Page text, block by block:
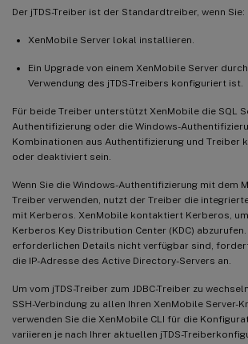
Der jTDS-Treiber ist der Standardtreiber, wenn Sie:
XenMobile Server lokal installieren.
Ein Upgrade von einem XenMobile Server
Verwendung des jTDS-Treibers konfiguriert ist.
Für beide Treiber unterstützt XenMobile die SQL
Authentifizierung oder die Windows-
Kombinationen aus Authentifizierung und Treiber
oder deaktiviert sein.
Wenn Sie die Windows-Authentifizierung mit dem
Treiber verwenden, nutzt der Treiber die
mit Kerberos. XenMobile kontaktiert Kerberos,
Kerberos Key Distribution Center (KDC) abzurufen.
erforderlichen Details nicht verfügbar sind,
die IP-Adresse des Active Directory-Servers an.
Um vom jTDS-Treiber zum JDBC-Treiber zu
SSH-Verbindung zu allen Ihren XenMobile Server-
verwenden Sie die XenMobile CLI für die
variieren je nach Ihrer aktuellen jTDS-